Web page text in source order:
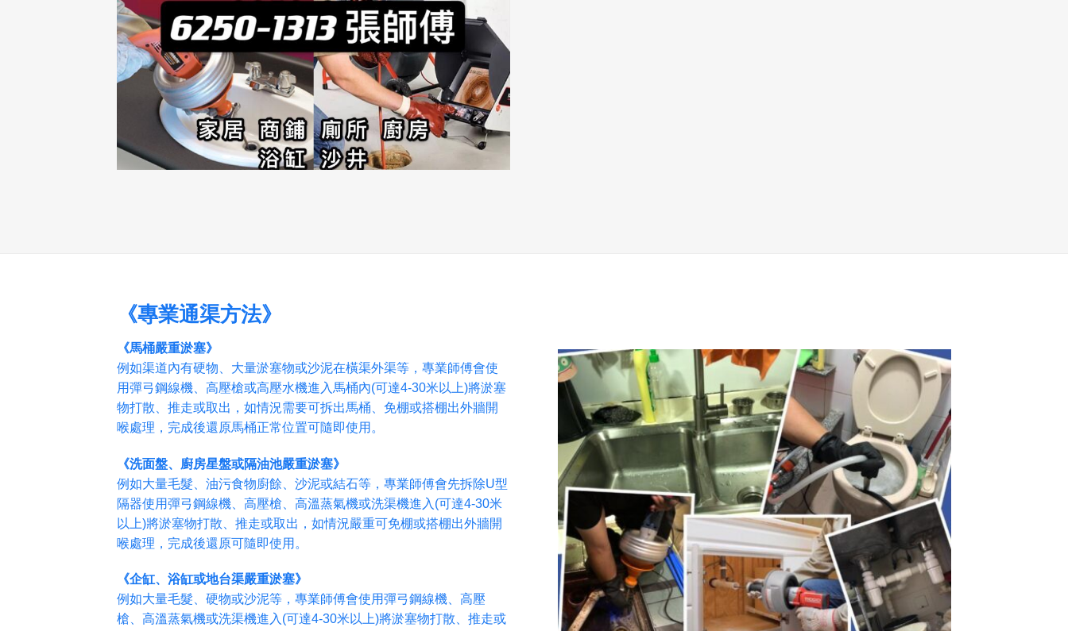
《專業通渠方法》
《馬桶嚴重淤塞》
例如渠道內有硬物、大量淤塞物或沙泥在橫渠外渠等，專業師傅會使
用彈弓鋼線機、高壓槍或高壓水機進入馬桶內(可達4-30米以上)將淤塞
物打散、推走或取出，如情況需要可拆出馬桶、免棚或搭棚出外牆開
喉處理，完成後還原馬桶正常位置可隨即使用。
《洗面盤、廚房星盤或隔油池嚴重淤塞》
例如大量毛髮、油污食物廚餘、沙泥或結石等，專業師傅會先拆除U型
隔器使用彈弓鋼線機、高壓槍、高溫蒸氣機或洗渠機進入(可達4-30米
以上)將淤塞物打散、推走或取出，如情況嚴重可免棚或搭棚出外牆開
喉處理，完成後還原可隨即使用。
《企缸、浴缸或地台渠嚴重淤塞》
例如大量毛髮、硬物或沙泥等，專業師傅會使用彈弓鋼線機、高壓
槍、高溫蒸氣機或洗渠機進入(可達4-30米以上)將淤塞物打散、推走或